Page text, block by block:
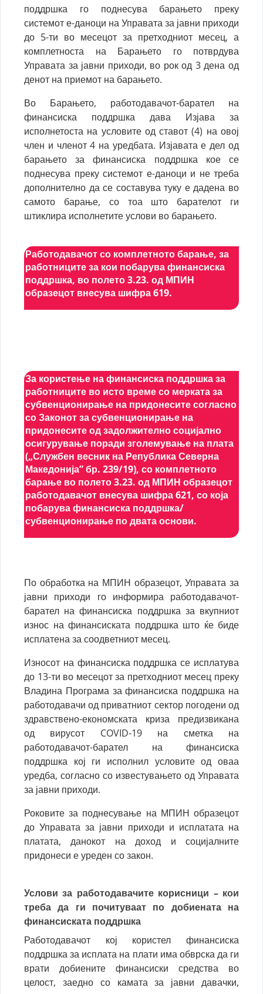
поддршка го поднесува барањето преку
системот е-даноци на Управата за јавни приходи
до 5-ти во месецот за претходниот месец, а
комплетноста на Барањето го потврдува
Управата за јавни приходи, во рок од 3 дена од
денот на приемот на барањето.
Во Барањето, работодавачот-барател на
финансиска поддршка дава Изјава за
исполнетоста на условите од ставот (4) на овој
член и членот 4 на уредбата. Изјавата е дел од
барањето за финансиска поддршка кое се
поднесува преку системот е-даноци и не треба
дополнително да се составува туку е дадена во
самото барање, со тоа што барателот ги
штиклира исполнетите услови во барањето.
Работодавачот со комплетното барање, за
работниците за кои побарува финансиска
поддршка, во полето 3.23. од МПИН
образецот внесува шифра 619.
За користење на финансиска поддршка за
работниците во исто време со мерката за
субвенционирање на придонесите согласно
со Законот за субвенционирање на
придонесите од задолжително социјално
осигурување поради зголемување на плата
(„Службен весник на Република Северна
Македонија” бр. 239/19), со комплетното
барање во полето 3.23. од МПИН образецот
работодавачот внесува шифра 621, со која
побарува финансиска поддршка/
субвенционирање по двата основи.
По обработка на МПИН образецот, Управата за
јавни приходи го информира работодавачот-
барател на финансиска поддршка за вкупниот
износ на финансиската поддршка што ќе биде
исплатена за соодветниот месец.
Износот на финансиска поддршка се исплатува
до 13-ти во месецот за претходниот месец преку
Владина Програма за финансиска поддршка на
работодавачи од приватниот сектор погодени од
здравствено-економската криза предизвикана
од вирусот COVID-19 на сметка на
работодавачот-барател на финансиска
поддршка кој ги исполнил условите од оваа
уредба, согласно со известувањето од Управата
за јавни приходи.
Роковите за поднесување на МПИН образецот
до Управата за јавни приходи и исплатата на
платата, данокот на доход и социјалните
придонеси е уреден со закон.
Услови за работодавачите корисници – кои
треба да ги почитуваат по добиената на
финансиската поддршка
Работодавачот кој користел финансиска
поддршка за исплата на плати има обврска да ги
врати добиените финансиски средства во
целост, заедно со камата за јавни давачки,